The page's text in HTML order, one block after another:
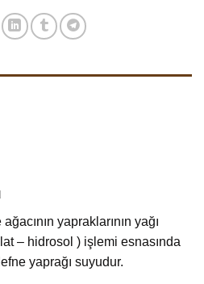
yapraklarının yağı
– hidrosol ) işlemi esnasında
yaprağı suyudur.